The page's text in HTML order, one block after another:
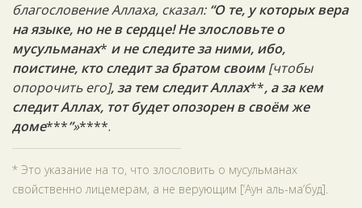
благословение Аллаха, сказал: “О те, у которых вера
на языке, но не в сердце! Не злословьте о
мусульманах* и не следите за ними, ибо,
поистине, кто следит за братом своим[чтобы
опорочить его], за тем следит Аллах**, а за кем
следит Аллах, тот будет опозорен в своём же
доме***”»****.
* Это указание на то, что злословить о мусульманах
свойственно лицемерам, а не верующим [‘Аун аль-ма‘буд].